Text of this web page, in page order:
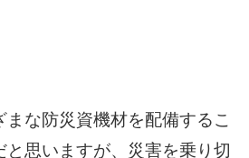
な防災資機材を配備するこ
と思いますが、災害を乗り切